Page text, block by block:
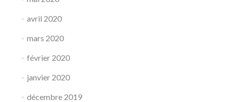
avril 2020
mars 2020
février 2020
janvier 2020
décembre 2019